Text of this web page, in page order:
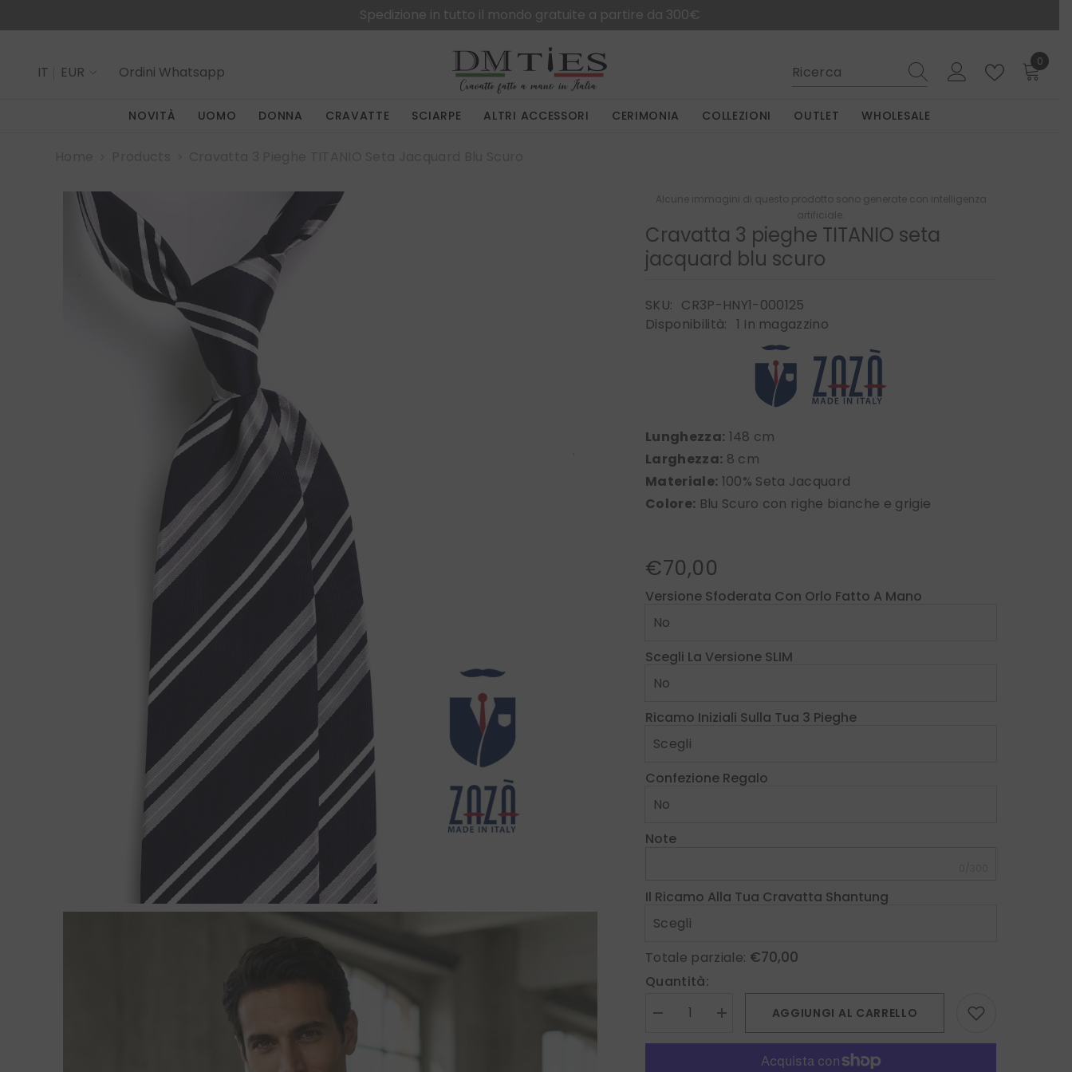
Spedizione in tutto il mondo gratuite a partire da 300€
IT
EUR Ordini Whatsapp
0
0
NOVITÀ UOMO DONNA CRAVATTE SCIARPE ALTRI ACCESSORI CERIMONIA COLLEZIONI OUTLET WHOLESALE
Alcune immagini di questo prodotto sono generate con intelligenza
artificiale.
Cravatta 3 pieghe TITANIO seta
jacquard blu scuro
SKU: CR3P-HNY1-000125
Disponibilità: 1 In magazzino
Lunghezza: 148 cm
Larghezza: 8 cm
Materiale: 100% Seta Jacquard
Colore: Blu Scuro con righe bianche e grigie
€70,00
Versione Sfoderata Con Orlo Fatto A Mano
Scegli La Versione SLIM
Ricamo Iniziali Sulla Tua 3 Pieghe
Confezione Regalo
Note
Il Ricamo Alla Tua Cravatta Shantung
Totale parziale: €70,00
Quantità:
Diminuire
quantità
Aumenta
quantità
AGGIUNGI AL CARRELLO